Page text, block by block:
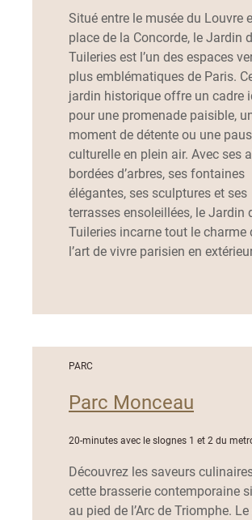
Situé entre le musée du Louvre
place de la Concorde, le Jardin
Tuileries est l’un des espaces
plus emblématiques de Paris.
jardin historique offre un cadre
pour une promenade paisible,
moment de détente ou une
culturelle en plein air. Avec ses
bordées d’arbres, ses fontaines
élégantes, ses sculptures et ses
terrasses ensoleillées, le Jardin
Tuileries incarne tout le charme
l’art de vivre parisien en
PARC
Parc Monceau
20-minutes avec le slognes 1 et 2 du
Découvrez les saveurs
cette brasserie contemporaine
au pied de l’Arc de Triomphe.